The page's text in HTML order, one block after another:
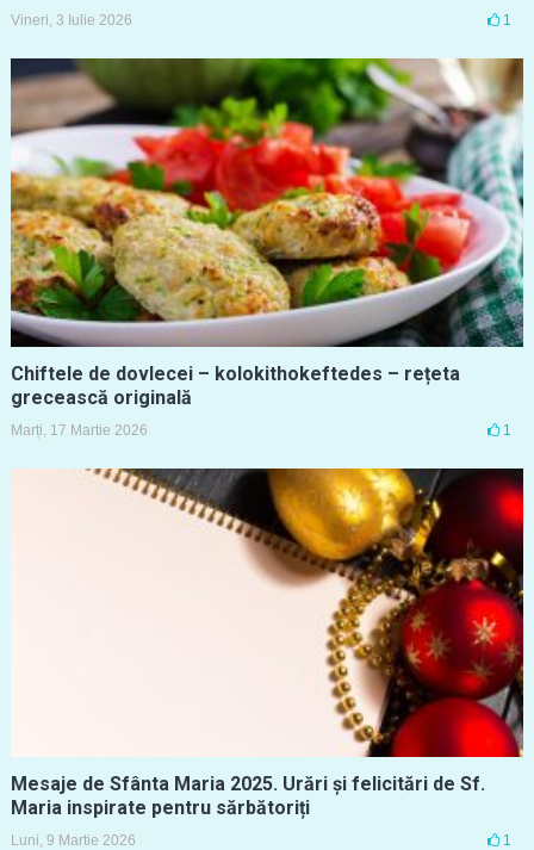
Vineri, 3 Iulie 2026 1
Chiftele de dovlecei – kolokithokeftedes – rețeta
grecească originală
Marți, 17 Martie 2026 1
Mesaje de Sfânta Maria 2025. Urări și felicitări de Sf.
Maria inspirate pentru sărbătoriți
Luni, 9 Martie 2026 1